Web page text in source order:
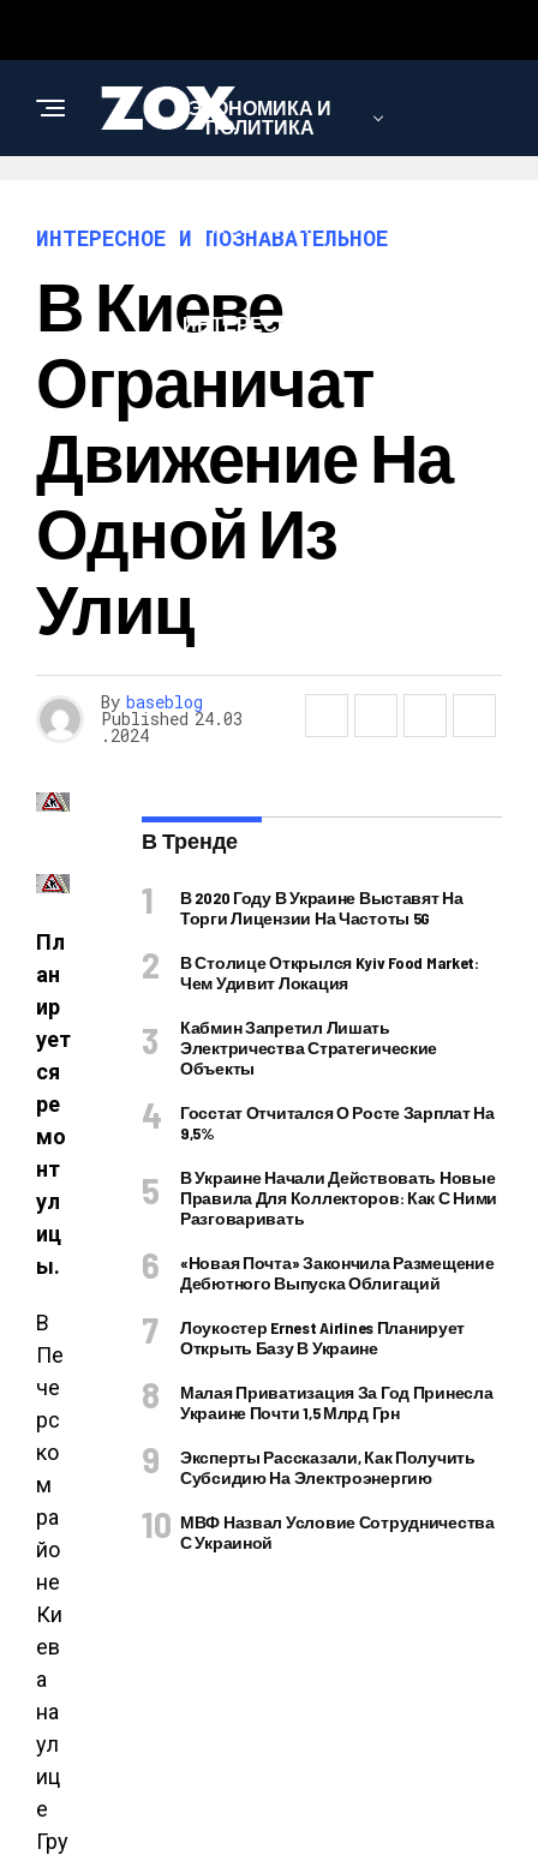
ЭКОНОМИКА И
ПОЛИТИКА
НОВОСТИ
ИНТЕРЕСНОЕ И
ИНТЕРЕСНОЕ И ПОЗНАВАТЕЛЬНОЕ
В Киеве
Ограничат
Движение На
Одной Из
Улиц
By baseblog
Published 24.03
.2024
Пл
ан
ир
ует
ся
ре
мо
нт
ул
иц
ы.
В
Пе
че
рс
ко
м
ра
йо
не
Ки
ев
а
на
ул
иц
е
Гру
В Тренде
В 2020 Году В Украине Выставят На
Торги Лицензии На Частоты 5G
В Столице Открылся Kyiv Food Market:
Чем Удивит Локация
Кабмин Запретил Лишать
Электричества Стратегические
Объекты
Госстат Отчитался О Росте Зарплат На
9,5%
В Украине Начали Действовать Новые
Правила Для Коллекторов: Как С Ними
Разговаривать
«Новая Почта» Закончила Размещение
Дебютного Выпуска Облигаций
Лоукостер Ernest Airlines Планирует
Открыть Базу В Украине
Малая Приватизация За Год Принесла
Украине Почти 1,5 Млрд Грн
Эксперты Рассказали, Как Получить
Субсидию На Электроэнергию
МВФ Назвал Условие Сотрудничества
С Украиной